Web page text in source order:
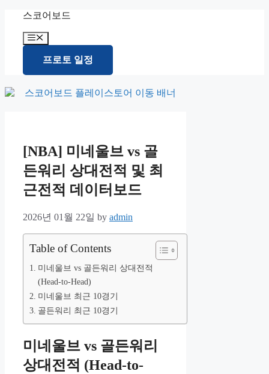
content
스코어보드
Menu
프로토 일정
[NBA] 미네울브 vs 골
든워리 상대전적 및 최
근전적 데이터보드
2026년 01월 22일 by admin
Table of Contents
미네울브 vs 골든워리 상대전적
(Head-to-Head)
미네울브 최근 10경기
골든워리 최근 10경기
미네울브 vs 골든워리
상대전적 (Head-to-